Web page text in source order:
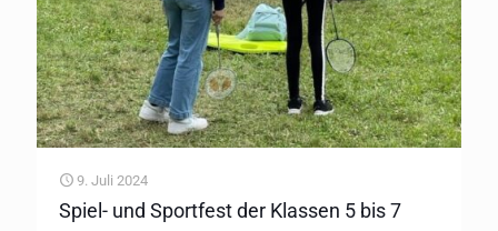
9. Juli 2024
Spiel- und Sportfest der Klassen 5 bis 7